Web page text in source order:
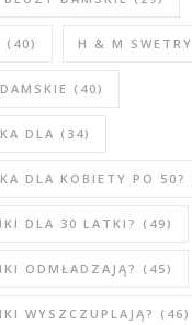
(40) H & M SWETRY
(40)
DLA (34)
DLA KOBIETY PO 50?
DLA 30 LATKI? (49)
ODMŁADZAJĄ? (45)
WYSZCZUPLAJĄ? (46)